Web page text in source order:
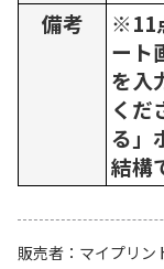
備考
※11
ート
を入
くだ
る」
結構
販売者
マイプリン